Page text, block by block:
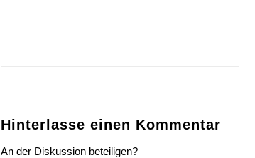
Hinterlasse einen Kommentar
An der Diskussion beteiligen?